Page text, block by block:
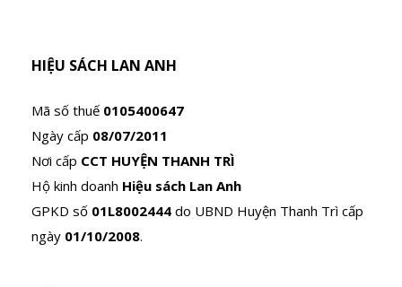
HIỆU SÁCH LAN ANH
Mã số thuế 0105400647
Ngày cấp 08/07/2011
Nơi cấp CCT HUYỆN THANH TRÌ
Hộ kinh doanh Hiệu sách Lan Anh
GPKD số 01L8002444 do UBND Huyện Thanh Trì cấp
ngày 01/10/2008.